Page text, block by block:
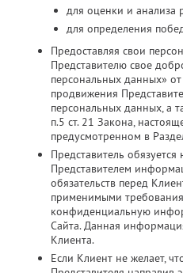
для оценки и анализа
для определения
Предоставляя свои
Представителю свое
персональных данных»
продвижения
персональных данных, а
п.5 ст. 21 Закона,
предусмотренном в
Представитель
Представителем
обязательств перед
применимыми
конфиденциальную
Сайта. Данная
Клиента.
Если Клиент не желает,